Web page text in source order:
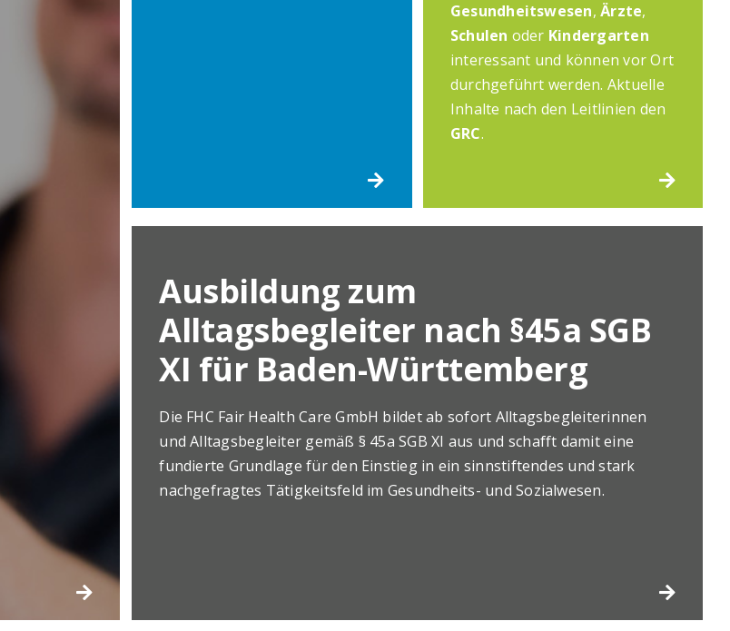
Gesundheitswesen,Ärzte,
Schulen oder Kindergarten
interessant und können vor Ort
durchgeführt werden. Aktuelle
Inhalte nach den Leitlinien den
GRC.
Ausbildung zum
Alltagsbegleiter nach §45a SGB
XI für Baden-Württemberg
Die FHC Fair Health Care GmbH bildet ab sofort Alltagsbegleiterinnen
und Alltagsbegleiter gemäß § 45a SGB XI aus und schafft damit eine
fundierte Grundlage für den Einstieg in ein sinnstiftendes und stark
nachgefragtes Tätigkeitsfeld im Gesundheits- und Sozialwesen.